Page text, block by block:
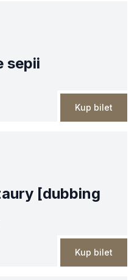
sepii
Kup bilet
[dubbing
Kup bilet